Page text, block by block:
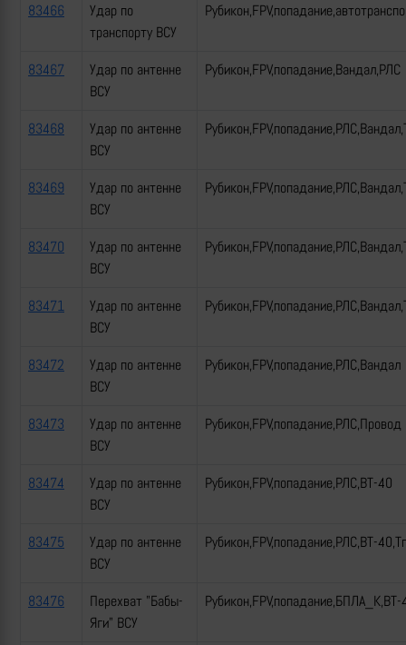
83466
Удар по
транспорту ВСУ
83467
Удар по антенне
ВСУ
Рубикон,FPV,попадание,Вандал,РЛС
83468
Удар по антенне
ВСУ
83469
Удар по антенне
ВСУ
83470
Удар по антенне
ВСУ
83471
Удар по антенне
ВСУ
83472
Удар по антенне
ВСУ
Рубикон,FPV,попадание,РЛС,Вандал
83473
Удар по антенне
ВСУ
Рубикон,FPV,попадание,РЛС,Провод
83474
Удар по антенне
ВСУ
Рубикон,FPV,попадание,РЛС,ВТ-40
83475
Удар по антенне
ВСУ
Рубикон,FPV,попадание,РЛС,ВТ-
83476
Перехват "Бабы-
Яги" ВСУ